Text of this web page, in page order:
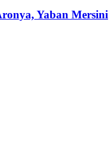
Yaban Mersini